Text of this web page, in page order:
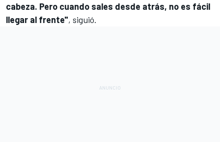
cabeza. Pero cuando sales desde atrás, no es fácil
llegar al frente", siguió.